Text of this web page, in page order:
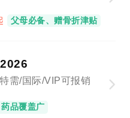
父母必备、赠骨折津贴
需/国际/VIP可报销
药品覆盖广